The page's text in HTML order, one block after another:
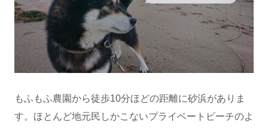
もふもふ農園から徒歩10分ほどの距離に砂浜がありま
す。ほとんど地元民しかこないプライベートビーチのよ